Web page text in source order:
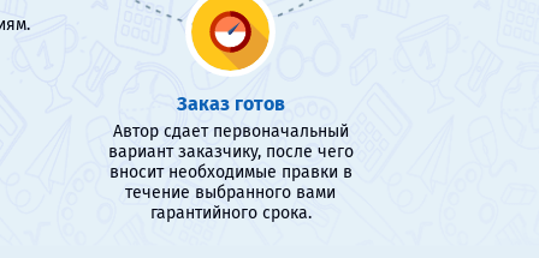
Заказ готов
Автор сдает первоначальный
вариант заказчику, после чего
вносит необходимые правки в
течение выбранного вами
гарантийного срока.